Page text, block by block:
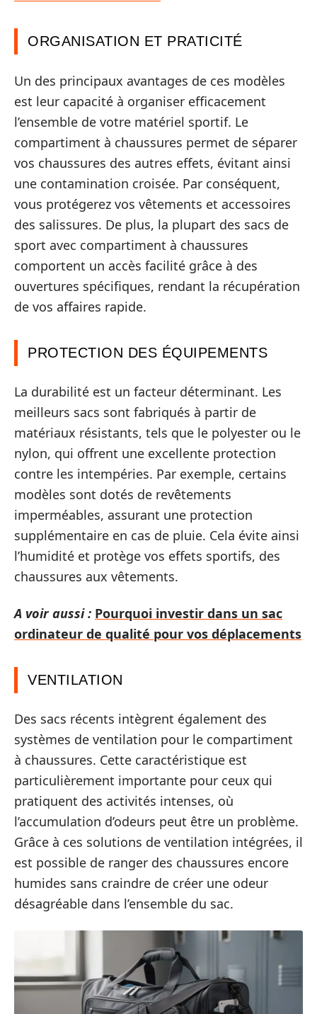
ORGANISATION ET PRATICITÉ
Un des principaux avantages de ces modèles
est leur capacité à organiser efficacement
l’ensemble de votre matériel sportif. Le
compartiment à chaussures permet de séparer
vos chaussures des autres effets, évitant ainsi
une contamination croisée. Par conséquent,
vous protégerez vos vêtements et accessoires
des salissures. De plus, la plupart des sacs de
sport avec compartiment à chaussures
comportent un accès facilité grâce à des
ouvertures spécifiques, rendant la récupération
de vos affaires rapide.
PROTECTION DES ÉQUIPEMENTS
La durabilité est un facteur déterminant. Les
meilleurs sacs sont fabriqués à partir de
matériaux résistants, tels que le polyester ou le
nylon, qui offrent une excellente protection
contre les intempéries. Par exemple, certains
modèles sont dotés de revêtements
imperméables, assurant une protection
supplémentaire en cas de pluie. Cela évite ainsi
l’humidité et protège vos effets sportifs, des
chaussures aux vêtements.
A voir aussi : Pourquoi investir dans un sac
ordinateur de qualité pour vos déplacements
VENTILATION
Des sacs récents intègrent également des
systèmes de ventilation pour le compartiment
à chaussures. Cette caractéristique est
particulièrement importante pour ceux qui
pratiquent des activités intenses, où
l’accumulation d’odeurs peut être un problème.
Grâce à ces solutions de ventilation intégrées, il
est possible de ranger des chaussures encore
humides sans craindre de créer une odeur
désagréable dans l’ensemble du sac.